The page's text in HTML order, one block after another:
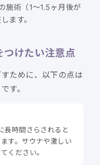
施術（1〜1.5ヶ月後が
ます。
けたい注意点
ために、以下の点は
す。
長時間さらされると
す。サウナや激しい
ください。